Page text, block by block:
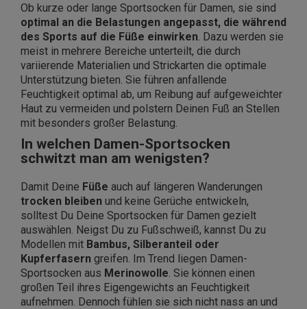
Ob kurze oder lange Sportsocken für Damen, sie sind
optimal an die Belastungen angepasst, die während
des Sports auf die Füße einwirken . Dazu werden sie
meist in mehrere Bereiche unterteilt, die durch
variierende Materialien und Strickarten die optimale
Unterstützung bieten. Sie führen anfallende
Feuchtigkeit optimal ab, um Reibung auf aufgeweichter
Haut zu vermeiden und polstern Deinen Fuß an Stellen
mit besonders großer Belastung.
In welchen Damen-Sportsocken
schwitzt man am wenigsten?
Damit Deine Füße auch auf längeren Wanderungen
trocken bleiben und keine Gerüche entwickeln,
solltest Du Deine Sportsocken für Damen gezielt
auswählen. Neigst Du zu Fußschweiß, kannst Du zu
Modellen mit Bambus, Silberanteil oder
Kupferfasern greifen. Im Trend liegen Damen-
Sportsocken aus Merinowolle . Sie können einen
großen Teil ihres Eigengewichts an Feuchtigkeit
aufnehmen. Dennoch fühlen sie sich nicht nass an und